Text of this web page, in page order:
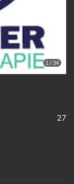
1 / 34
27